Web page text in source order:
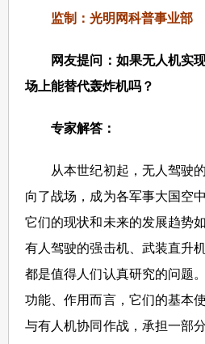
监制：光明网科普事业部
网友提问：如果无人机实现
场上能替代轰炸机吗？
专家解答：
从本世纪初起，无人驾驶的
向了战场，成为各军事大国空
它们的现状和未来的发展趋势
有人驾驶的强击机、武装直升
都是值得人们认真研究的问题
功能、作用而言，它们的基本
与有人机协同作战，承担一部